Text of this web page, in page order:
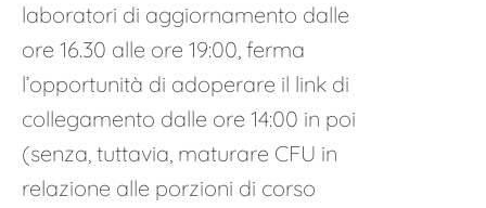
laboratori di aggiornamento dalle
ore 16.30 alle ore 19:00, ferma
l’opportunità di adoperare il link di
collegamento dalle ore 14:00 in poi
(senza, tuttavia, maturare CFU in
relazione alle porzioni di corso